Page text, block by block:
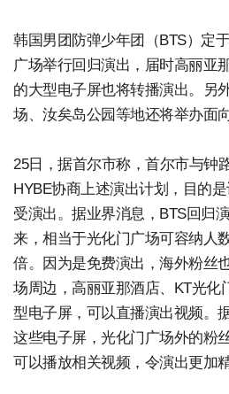
韩国男团防弹少年团（BTS）定
广场举行回归演出，届时高丽亚
的大型电子屏也将转播演出。另
场、汝矣岛公园等地还将举办面
25日，据首尔市称，首尔市与钟
HYBE协商上述演出计划，目的
受演出。据业界消息，BTS回归
来，相当于光化门广场可容纳人
倍。因为是免费演出，海外粉丝
场周边，高丽亚那酒店、KT光化
型电子屏，可以直播演出视频。
这些电子屏，光化门广场外的粉
可以播放相关视频，令演出更加